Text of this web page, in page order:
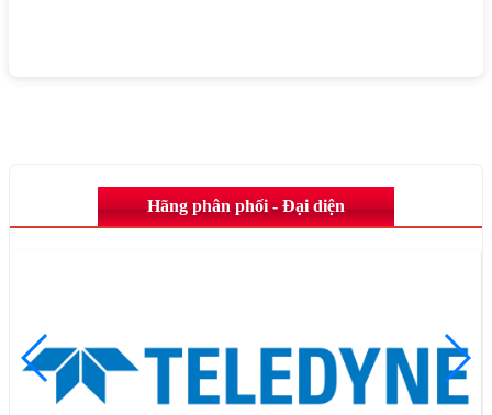
Hãng phân phối - Đại diện